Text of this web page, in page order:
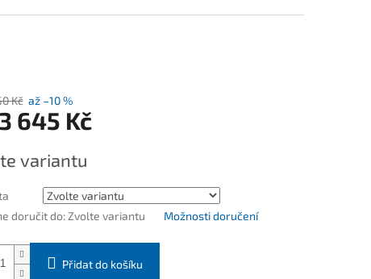
Kč až –10 %
3 645 Kč
variantu
doručit do: Zvolte variantu Možnosti doručení
Přidat do košíku